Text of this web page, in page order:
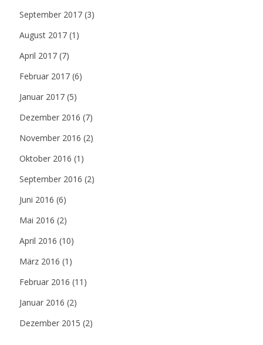
September 2017 (3)
August 2017 (1)
April 2017 (7)
Februar 2017 (6)
Januar 2017 (5)
Dezember 2016 (7)
November 2016 (2)
Oktober 2016 (1)
September 2016 (2)
Juni 2016 (6)
Mai 2016 (2)
April 2016 (10)
März 2016 (1)
Februar 2016 (11)
Januar 2016 (2)
Dezember 2015 (2)